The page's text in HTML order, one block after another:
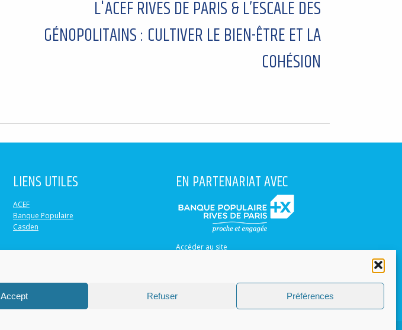
Accept Refuser Préférences
L'ACEF RIVES DE PARIS & L’ESCALE DES
GÉNOPOLITAINS : CULTIVER LE BIEN-ÊTRE ET LA
COHÉSION
LIENS UTILES
ACEF
Banque Populaire
Casden
EN PARTENARIAT AVEC
Accéder au site